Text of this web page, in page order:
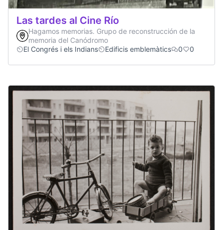
Las tardes al Cine Río
Hagamos memorias. Grupo de reconstrucción de la
memoria del Canódromo
El Congrés i els Indians
Edificis emblemàtics 0 0